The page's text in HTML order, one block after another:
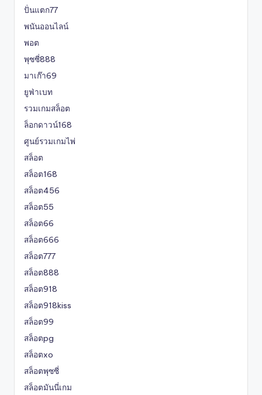
ปั่นแตก77
พนันออนไลน์
พอต
พุซซี่888
มาเก๊า69
ยูฟ่าเบท
รวมเกมสล็อต
ล็อกดาวน์168
ศูนย์รวมเกมไพ่
สล็อต
สล็อต168
สล็อต456
สล็อต55
สล็อต66
สล็อต666
สล็อต777
สล็อต888
สล็อต918
สล็อต918kiss
สล็อต99
สล็อตpg
สล็อตxo
สล็อตพุซซี่
สล็อตมันนี่เกม